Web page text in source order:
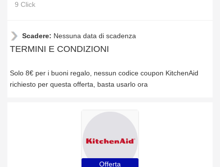
9 Click
Scadere: Nessuna data di scadenza
TERMINI E CONDIZIONI
Solo 8€ per i buoni regalo, nessun codice coupon KitchenAid
richiesto per questa offerta, basta usarlo ora
Offerta